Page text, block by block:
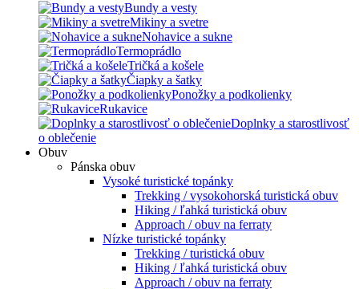
Bundy a vesty
Mikiny a svetre
Nohavice a sukne
Termoprádlo
Tričká a košele
Čiapky a šatky
Ponožky a podkolienky
Rukavice
Doplnky a starostlivosť
o oblečenie
Obuv
Pánska obuv
Vysoké turistické topánky
Trekking / vysokohorská turistická obuv
Hiking / ľahká turistická obuv
Approach / obuv na ferraty
Nízke turistické topánky
Trekking / turistická obuv
Hiking / ľahká turistická obuv
Approach / obuv na ferraty